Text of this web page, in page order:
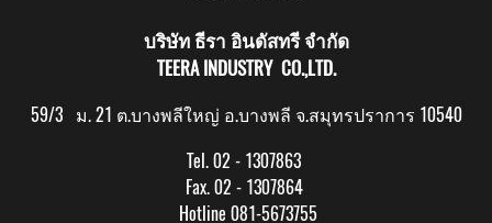
บริษัท ธีรา อินดัสทรี จำกัด
TEERA INDUSTRY CO.,LTD.
59/3 ม. 21 ต.บางพลีใหญ่ อ.บางพลี จ.สมุทรปราการ 10540
Tel. 02 - 1307863
Fax. 02 - 1307864
Hotline 081-5673755